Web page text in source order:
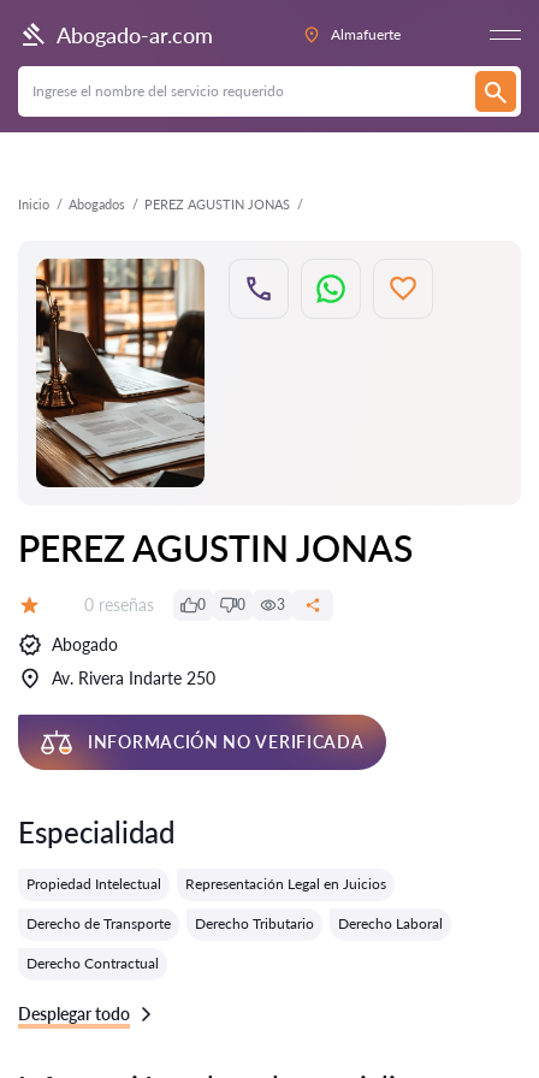
Abogado-ar.com Almafuerte
Inicio Abogados PEREZ AGUSTIN JONAS
Atrás
PEREZ AGUSTIN JONAS
Número de reseñas:
0 reseñas 0 0 3
Abogado
Av. Rivera Indarte 250
INFORMACIÓN NO VERIFICADA
Especialidad
Propiedad Intelectual Representación Legal en Juicios
Derecho de Transporte Derecho Tributario Derecho Laboral
Derecho Contractual
Desplegar todo